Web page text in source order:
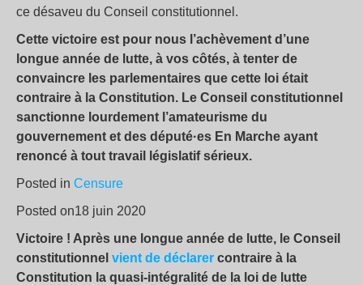
ce désaveu du Conseil constitutionnel.
Cette victoire est pour nous l’achèvement d’une
longue année de lutte, à vos côtés, à tenter de
convaincre les parlementaires que cette loi était
contraire à la Constitution. Le Conseil constitutionnel
sanctionne lourdement l’amateurisme du
gouvernement et des député·es En Marche ayant
renoncé à tout travail législatif sérieux.
Posted in Censure
Posted on18 juin 2020
Victoire ! Après une longue année de lutte, le Conseil
constitutionnel vient de déclarer contraire à la
Constitution la quasi-intégralité de la loi de lutte